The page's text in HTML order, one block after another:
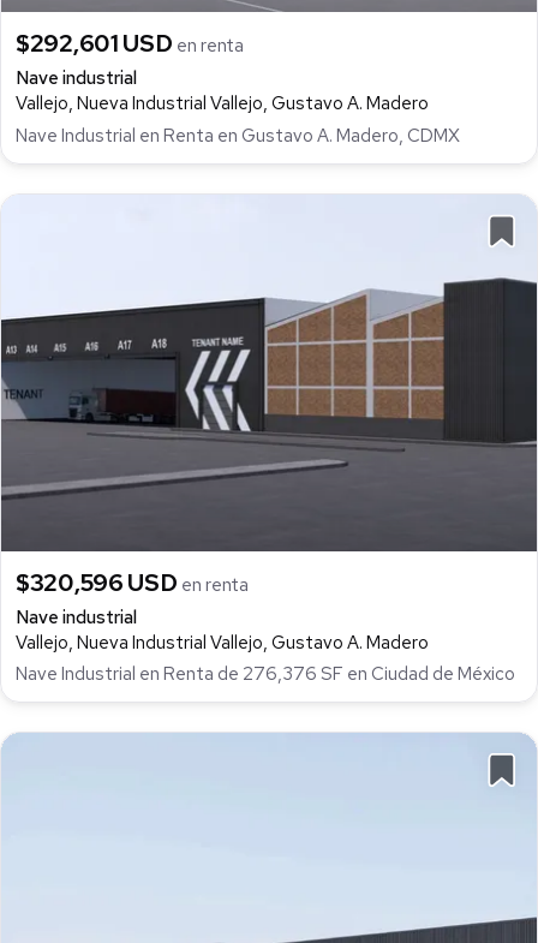
$292,601 USD en renta
Nave industrial
Vallejo, Nueva Industrial Vallejo, Gustavo A. Madero
Nave Industrial en Renta en Gustavo A. Madero, CDMX
$320,596 USD en renta
Nave industrial
Vallejo, Nueva Industrial Vallejo, Gustavo A. Madero
Nave Industrial en Renta de 276,376 SF en Ciudad de México